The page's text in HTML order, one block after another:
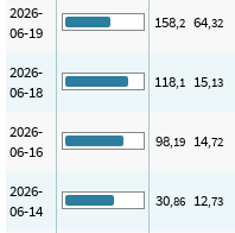
2026-
06-19
158,2 64,32
2026-
06-18
118,1 15,13
2026-
06-16
98,19 14,72
2026-
06-14
30,86 12,73